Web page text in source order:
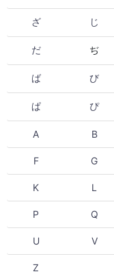
ざ じ
だ ぢ
ば び
ぱ ぴ
A B
F G
K L
P Q
U V
Z